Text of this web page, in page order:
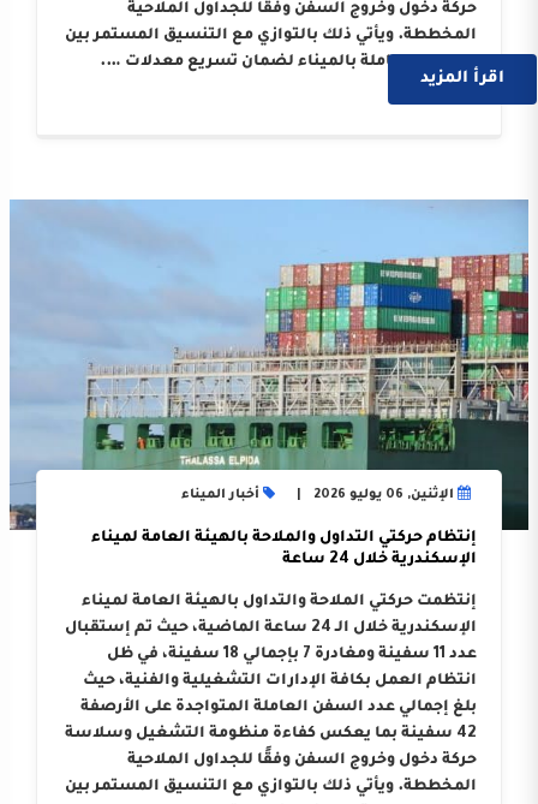
حركة دخول وخروج السفن وفقًا للجداول الملاحية
المخططة. ويأتي ذلك بالتوازي مع التنسيق المستمر بين
الجهات العاملة بالميناء لضمان تسريع معدلات ….
اقرأ المزيد
الإثنين, 06 يوليو 2026 أخبار الميناء
إنتظام حركتي التداول والملاحة بالهيئة العامة لميناء
الإسكندرية خلال 24 ساعة
إنتظمت حركتي الملاحة والتداول بالهيئة العامة لميناء
الإسكندرية خلال الـ 24 ساعة الماضية، حيث تم إستقبال
عدد 11 سفينة ومغادرة 7 بإجمالي 18 سفينة، في ظل
انتظام العمل بكافة الإدارات التشغيلية والفنية، حيث
بلغ إجمالي عدد السفن العاملة المتواجدة على الأرصفة
42 سفينة بما يعكس كفاءة منظومة التشغيل وسلاسة
حركة دخول وخروج السفن وفقًا للجداول الملاحية
المخططة. ويأتي ذلك بالتوازي مع التنسيق المستمر بين